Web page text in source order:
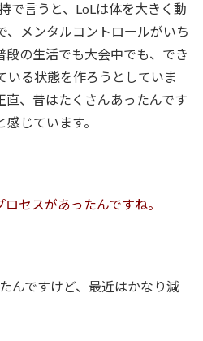
で言うと、LoLは体を大きく動
、メンタルコントロールがいち
段の生活でも大会中でも、でき
いる状態を作ろうとしていま
直、昔はたくさんあったんです
じています。
セスがあったんですね。
んですけど、最近はかなり減